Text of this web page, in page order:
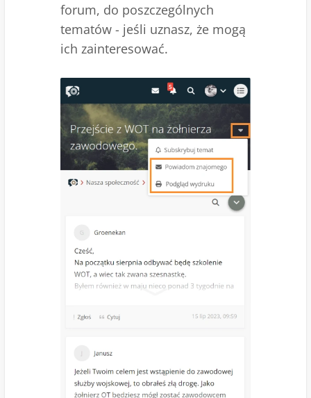
forum, do poszczególnych
tematów - jeśli uznasz, że mogą
ich zainteresować.